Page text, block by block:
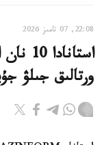
22:08, 07 تامىز 2026
ورتالىق جىلۋ